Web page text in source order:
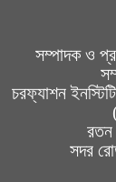
সম্পাদক ও
চরফ্যাশন
রতন
সদর